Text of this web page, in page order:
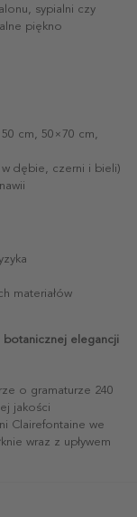
sypialni czy
piękno
cm, 50×70 cm,
dębie, czerni i bieli)
materiałów
botanicznej elegancji
o gramaturze 240
jakości
Clairefontaine we
wraz z upływem